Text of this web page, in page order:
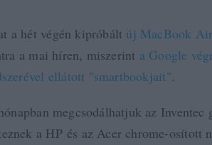
a hét végén kipróbált új MacBook
a mai híren, miszerint a Google
ellátott "smartbookjait".
megcsodálhatjuk az Inventec
a HP és az Acer chrome-osított